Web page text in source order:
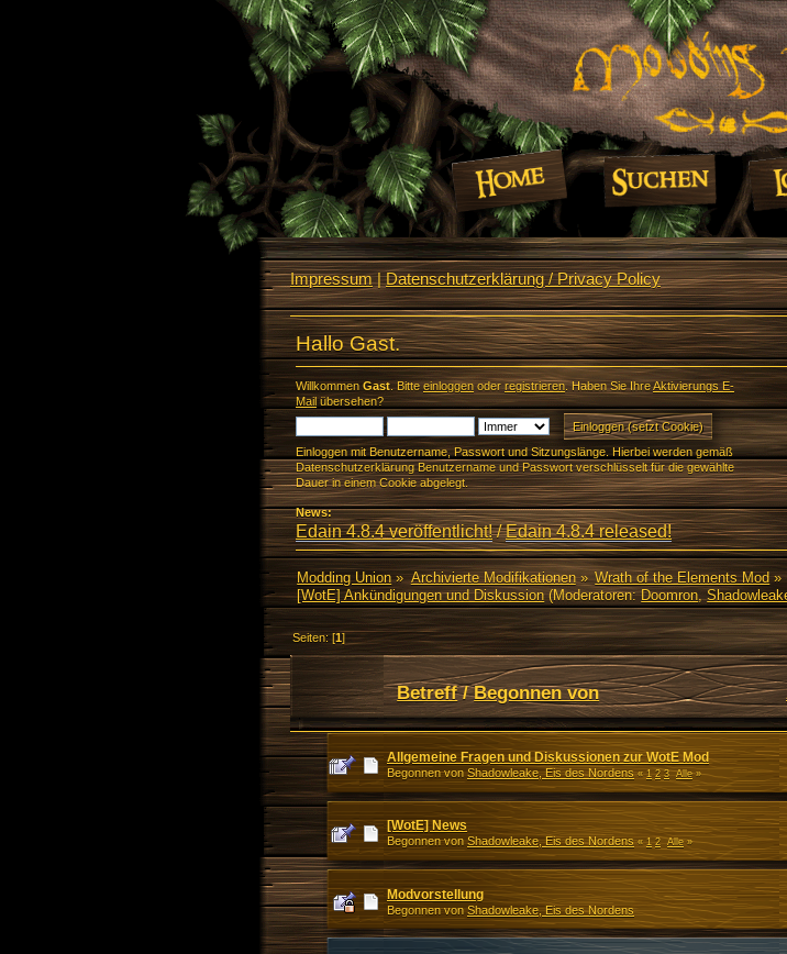
Impressum|Datenschutzerklärung / Privacy Policy
Hallo Gast.
Willkommen Gast. Bitte einloggenoderregistrieren. Haben Sie IhreAktivierungs E-
Mailübersehen?
Einloggen mit Benutzername, Passwort und Sitzungslänge. Hierbei werden gemäß
Datenschutzerklärung Benutzername und Passwort verschlüsselt für die gewählte
Dauer in einem Cookie abgelegt.
News:
Edain 4.8.4 veröffentlicht!/Edain 4.8.4 released!
Modding Union» Archivierte Modifikationen» Wrath of the Elements Mod»
[WotE] Ankündigungen und Diskussion(Moderatoren:Doomron,
Seiten: [1]
Betreff/Begonnen von
Allgemeine Fragen und Diskussionen zur WotE Mod
Begonnen von Shadowleake, Eis des Nordens «1 2 3 Alle»
[WotE] News
Begonnen von Shadowleake, Eis des Nordens «1 2 Alle»
Modvorstellung
Begonnen von Shadowleake, Eis des Nordens